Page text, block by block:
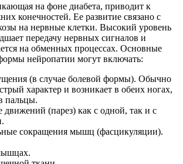
на фоне диабета, приводит к
конечностей. Ее развитие связано с
на нервные клетки. Высокий уровень
передачу нервных сигналов и
на обменных процессах. Основные
нейропатии могут включать:
(в случае болевой формы). Обычно
характер и возникает в обеих ногах,
пальцы.
движений (парез) как с одной, так и с
сокращения мышц (фасцикуляции).